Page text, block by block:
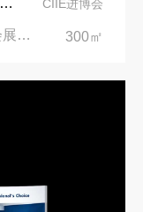
埃克森美孚公司在第三届进博会上展示非凡的展台搭建设计 CIIE进博会
第三届中国国际进口博览会|国家会展中心 300㎡